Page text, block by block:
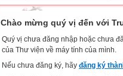
Chào mừng quý vị đến với
Quý vị chưa đăng nhập hoặc chưa
của Thư viện về máy tính của mình.
Nếu chưa đăng ký, hãy đăng ký